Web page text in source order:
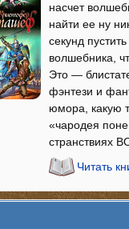
насчет
найти ее ну
секунд
волшебника,
Это —
фэнтези и
юмора, какую
«чародея
странствиях
Читать